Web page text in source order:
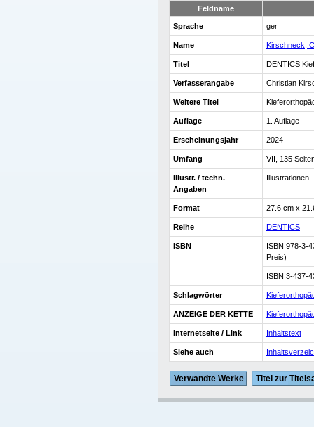
Feldname
Sprache ger
Name Kirschneck,
Titel DENTICS
Verfasserangabe Christian
Weitere Titel
Auflage 1. Auflage
Erscheinungsjahr 2024
Umfang VII, 135
Illustr. / techn.
Angaben
Illustrationen
Format 27.6 cm x
Reihe DENTICS
ISBN
ISBN 978-3-
Preis)
ISBN 3-437-
Schlagwörter
ANZEIGE DER KETTE
Internetseite / Link Inhaltstext
Siehe auch
Verwandte Werke Titel zur